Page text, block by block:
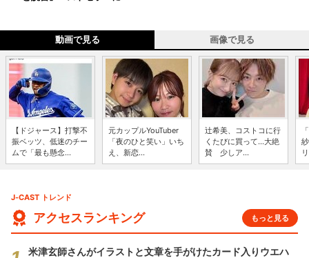
動画で見る 画像で見る
【ドジャース】打撃不
振ベッツ、低迷のチー
ムで「最も懸念...
元カップルYouTuber
「夜のひと笑い」いち
え、新恋...
辻希美、コストコに行
くたびに買って...大絶
賛 少しア...
J-CAST トレンド
アクセスランキング もっと見る
米津玄師さんがイラストと文章を手がけたカード入りウエハ